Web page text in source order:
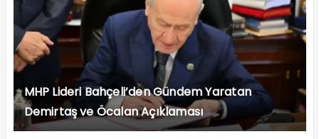
MHP Lideri Bahçeli’den Gündem Yaratan
Demirtaş ve Öcalan Açıklaması